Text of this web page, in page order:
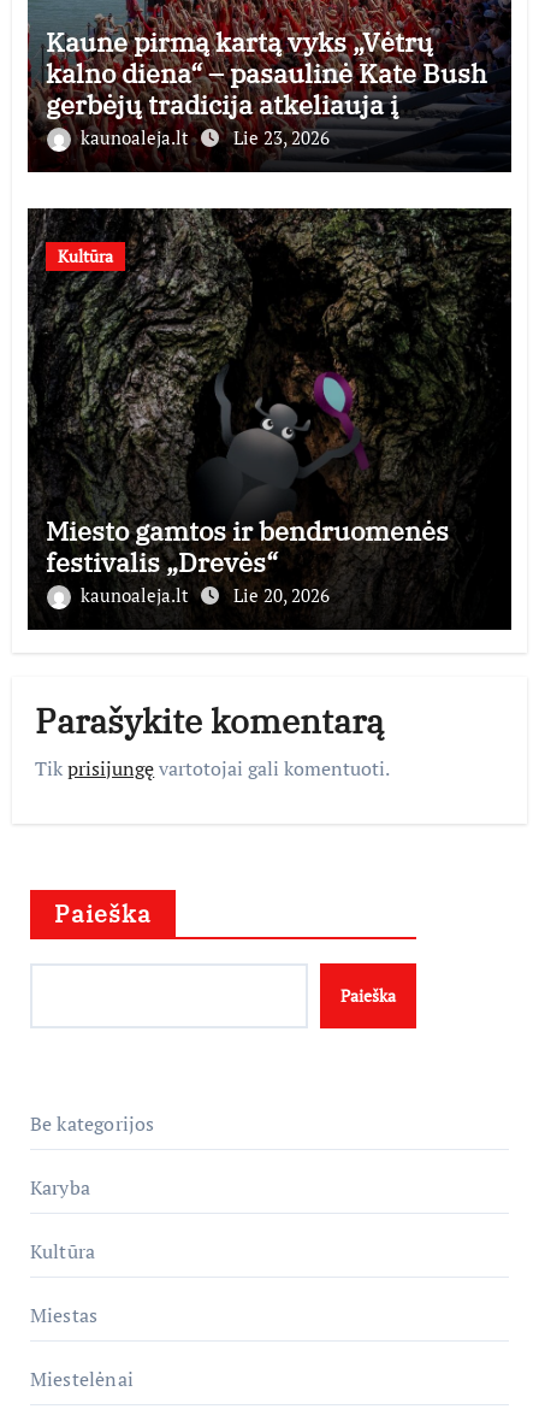
Kaune pirmą kartą vyks „Vėtrų
kalno diena“ – pasaulinė Kate Bush
gerbėjų tradicija atkeliauja į
Lietuvą
kaunoaleja.lt Lie 23, 2026
Kultūra
Miesto gamtos ir bendruomenės
festivalis „Drevės“
kaunoaleja.lt Lie 20, 2026
Parašykite komentarą
Tikprisijungęvartotojai gali komentuoti.
Paieška
Paieška
Be kategorijos
Karyba
Kultūra
Miestas
Miestelėnai